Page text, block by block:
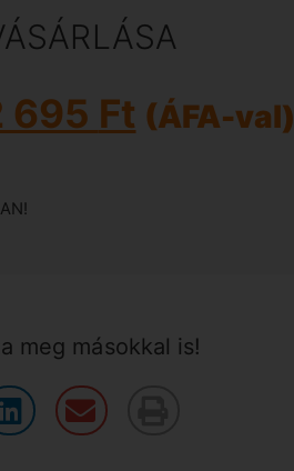
695 Ft (ÁFA-val)
meg másokkal is!